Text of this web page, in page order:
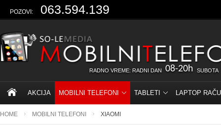
POZOVI: 063.594.139
RADNO VREME: RADNI DAN 08-20h SUBOTA
AKCIJA MOBILNI TELEFONI TABLETI LAPTOP
HOME MOBILNI TELEFONI XIAOMI